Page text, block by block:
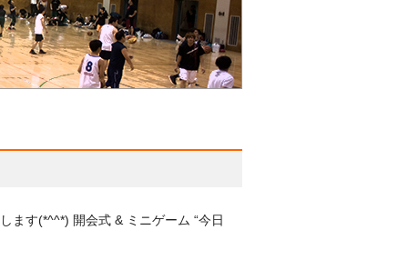
す(*^^*) 開会式 & ミニゲーム “今日